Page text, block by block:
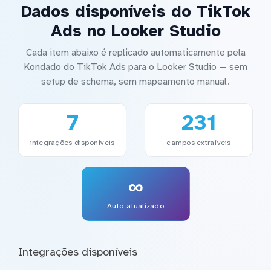
Dados disponíveis do TikTok
Ads no Looker Studio
Cada item abaixo é replicado automaticamente pela
Kondado do TikTok Ads para o Looker Studio — sem
setup de schema, sem mapeamento manual.
7
integrações disponíveis
231
campos extraíveis
∞
Auto-atualizado
Integrações disponíveis